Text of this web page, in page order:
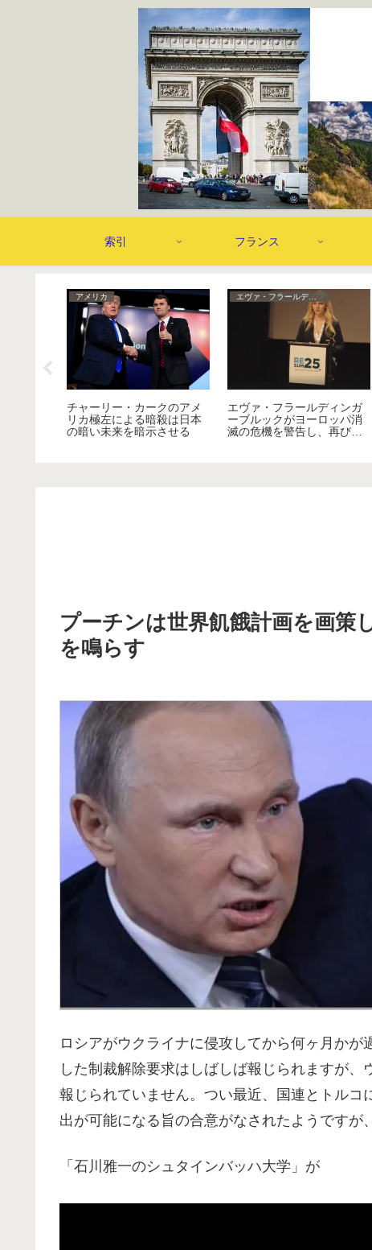
索引 フランス
その他
戦前までは確かにあった日
本人の倫理性は、戦後の教
育改革により消えていって
しまうのか？
ドナルド・トランプ
トランプの暗殺未遂報道で
日本ゴミメディアのの酷さ
が露わになる！
プーチンは世界飢餓計画を画策
を鳴らす
ロシアがウクライナに侵攻してから何ヶ月か
した制裁解除要求はしばしば報じられますが
報じられていません。つい最近、国連とトル
出が可能になる旨の合意がなされたようですが
「石川雅一のシュタインバッハ大学」が